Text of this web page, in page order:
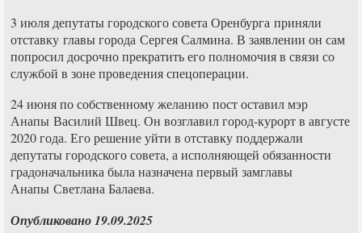
3 июля депутаты городского совета Оренбурга приняли
отставку главы города Сергея Салмина. В заявлении он сам
попросил досрочно прекратить его полномочия в связи со
службой в зоне проведения спецоперации.
24 июня по собственному желанию пост оставил мэр
Анапы Василий Швец. Он возглавил город-курорт в августе
2020 года. Его решение уйти в отставку поддержали
депутаты городского совета, а исполняющей обязанности
градоначальника была назначена первый замглавы
Анапы Светлана Балаева.
Опубликовано 19.09.2025